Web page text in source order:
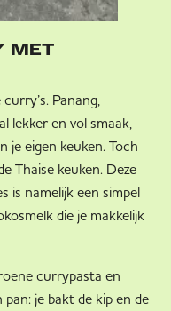
MET
Panang,
lekker en vol smaak,
je eigen keuken. Toch
Thaise keuken. Deze
is namelijk een simpel
die je makkelijk
currypasta en
je bakt de kip en de